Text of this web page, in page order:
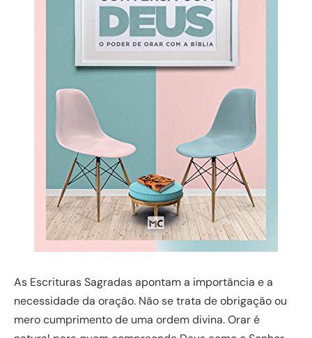
As Escrituras Sagradas apontam a importância e a
necessidade da oração. Não se trata de obrigação ou
mero cumprimento de uma ordem divina. Orar é